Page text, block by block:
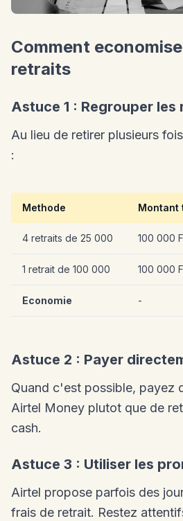
Comment
retraits
Astuce 1 : Regrouper les
Au lieu de retirer plusieurs
:
Methode Montant
4 retraits de 25 000 100 000
1 retrait de 100 000 100 000
Economie -
Astuce 2 : Payer
Quand c'est possible, payez
Airtel Money plutot que de
cash.
Astuce 3 : Utiliser les
Airtel propose parfois des
frais de retrait. Restez